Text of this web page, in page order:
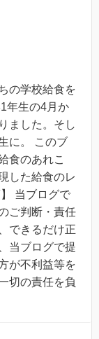
の学校給食を
年生の4月か
ました。そし
に。 このブ
食のあれこ
した給食のレ
当ブログで
ご判断・責任
できるだけ正
当ブログで提
が不利益等を
切の責任を負